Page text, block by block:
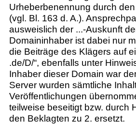
Urheberbenennung durch
(vgl. Bl. 163 d. A.).
ausweislich der ...-Auskunft
Domaininhaber ist dabei nur
die Beiträge des Klägers auf
.de/D/“, ebenfalls unter
Inhaber dieser Domain war
Server wurden sämtliche
Veröffentlichungen
teilweise beseitigt bzw. durch
den Beklagten zu 2. ersetzt.